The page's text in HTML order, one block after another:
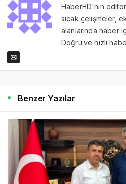
HaberHD'nin
sıcak gelişmeler,
alanlarında haber
Doğru ve hızlı
Benzer Yazılar